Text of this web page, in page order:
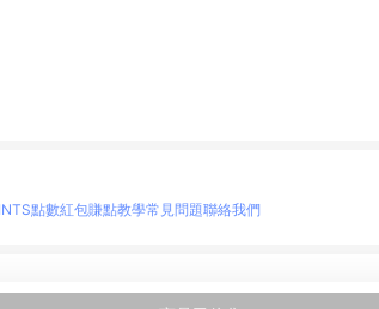
點數紅包賺點教學常見問題聯絡我們
並依購物情報中的趨勢與風格做合作網路商家的延伸商